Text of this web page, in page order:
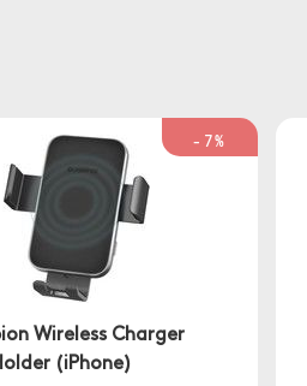
-7%
Wireless Charger
(iPhone)